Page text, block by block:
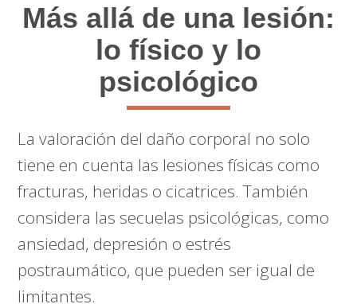
Más allá de una lesión:
lo físico y lo
psicológico
La valoración del daño corporal no solo
tiene en cuenta las lesiones físicas como
fracturas, heridas o cicatrices. También
considera las secuelas psicológicas, como
ansiedad, depresión o estrés
postraumático, que pueden ser igual de
limitantes.